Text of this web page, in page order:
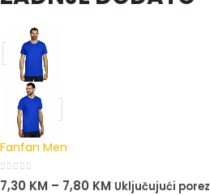
Fanfan Men
0out of 5
7,30 KM – 7,80 KM Uključujući porez